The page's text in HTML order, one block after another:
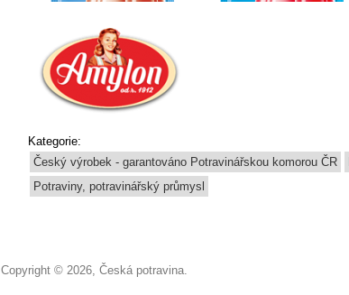
Kategorie:
Český výrobek - garantováno Potravinářskou komorou ČR
Potraviny, potravinářský průmysl
Copyright © 2026, Česká potravina.